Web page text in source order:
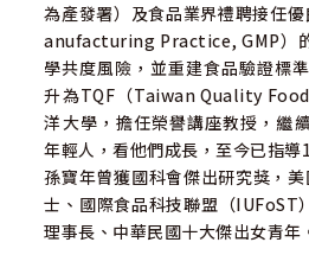
為產發署）及食品業界禮聘接任
anufacturing Practice, GMP）
學共度風險，並重建食品驗證標
升為TQF（Taiwan Quality
洋大學，擔任榮譽講座教授，繼
年輕人，看他們成長，至今已指導
孫寶年曾獲國科會傑出研究獎，
士、國際食品科技聯盟（IUFoST
理事長、中華民國十大傑出女青年